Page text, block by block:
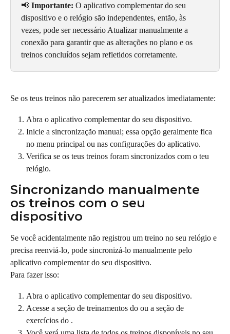
📢 Importante: O aplicativo complementar do seu
dispositivo e o relógio são independentes, então, às
vezes, pode ser necessário Atualizar manualmente a
conexão para garantir que as alterações no plano e os
treinos concluídos sejam refletidos corretamente.
Se os teus treinos não parecerem ser atualizados imediatamente:
Abra o aplicativo complementar do seu dispositivo.
Inicie a sincronização manual; essa opção geralmente fica
no menu principal ou nas configurações do aplicativo.
Verifica se os teus treinos foram sincronizados com o teu
relógio.
Sincronizando manualmente
os treinos com o seu
dispositivo
Se você acidentalmente não registrou um treino no seu relógio e
precisa reenviá-lo, pode sincronizá-lo manualmente pelo
aplicativo complementar do seu dispositivo.
Para fazer isso:
Abra o aplicativo complementar do seu dispositivo.
Acesse a seção de treinamentos do ou a seção de
exercícios do .